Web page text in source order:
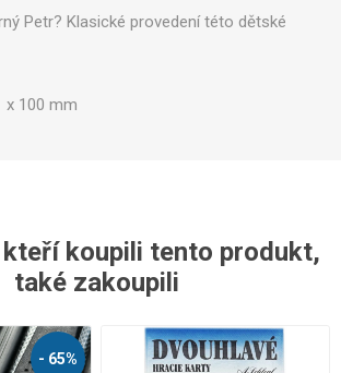
Petr? Klasické provedení této dětské
x 100 mm
koupili tento produkt,
také zakoupili
- 65%